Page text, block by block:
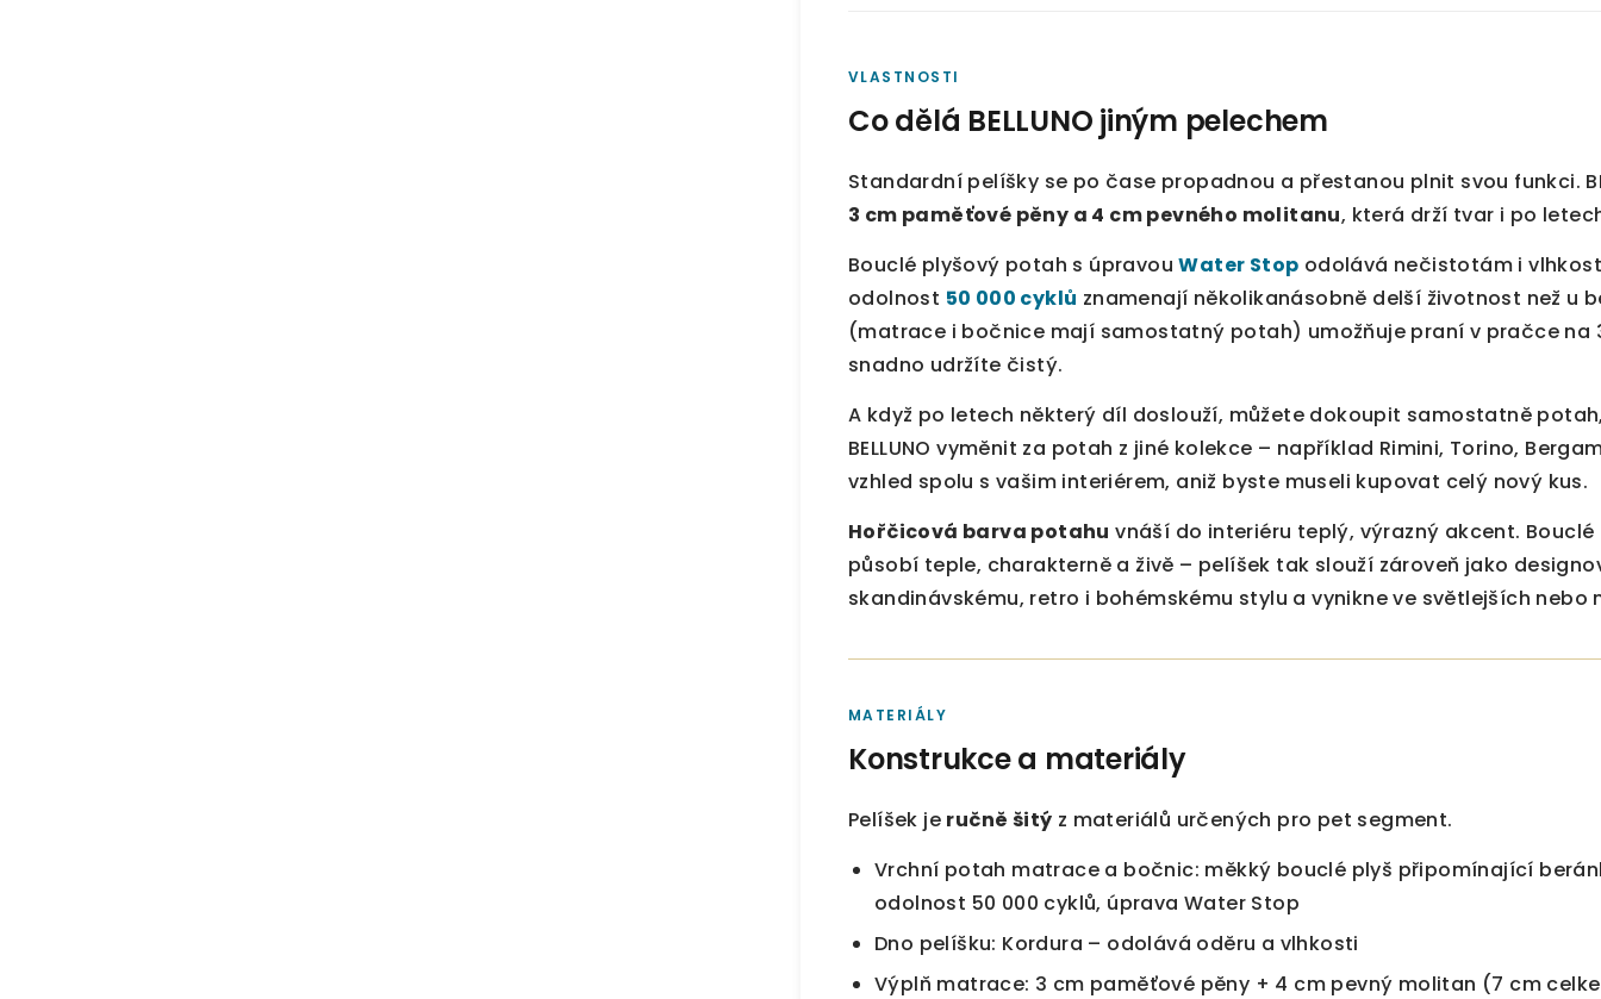
VLASTNOSTI
Co dělá BELLUNO jiným pelechem
Standardní pelíšky se po čase propadnou a přestanou plnit svou funkci.
3 cm paměťové pěny a 4 cm pevného molitanu, která drží tvar i po
Bouclé plyšový potah s úpravouWater Stop odolává nečistotám i
odolnost 50 000 cyklů znamenají několikanásobně delší životnost než u
(matrace i bočnice mají samostatný potah) umožňuje praní v pračce na
snadno udržíte čistý.
A když po letech některý díl doslouží, můžete dokoupit samostatně
BELLUNO vyměnit za potah z jiné kolekce – například Rimini, Torino,
vzhled spolu s vašim interiérem, aniž byste museli kupovat celý nový kus.
Hořčicová barva potahu vnáší do interiéru teplý, výrazný akcent.
působí teple, charakterně a živě – pelíšek tak slouží zároveň jako
skandinávskému, retro i bohémskému stylu a vynikne ve světlejších
MATERIÁLY
Konstrukce a materiály
Pelíšek je ručně šitý z materiálů určených pro pet segment.
Vrchní potah matrace a bočnic: měkký bouclé plyš připomínající
odolnost 50 000 cyklů, úprava Water Stop
Dno pelíšku: Kordura – odolává oděru a vlhkosti
Výplň matrace: 3 cm paměťové pěny + 4 cm pevný molitan (7 cm